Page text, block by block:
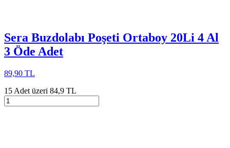
Sera Buzdolabı Poşeti Ortaboy 20Li 4 Al
3 Öde Adet
89,90 TL
15 Adet üzeri 84,9 TL